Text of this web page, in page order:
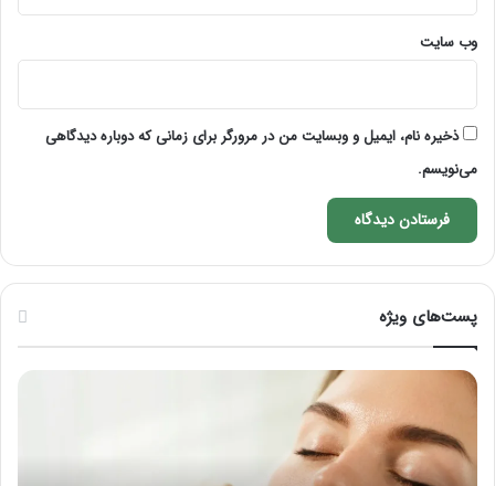
وب‌ سایت
ذخیره نام، ایمیل و وبسایت من در مرورگر برای زمانی که دوباره دیدگاهی
می‌نویسم.
پست‌های ویژه
راهنمای
کامل
آموزش
ماساژ
لب